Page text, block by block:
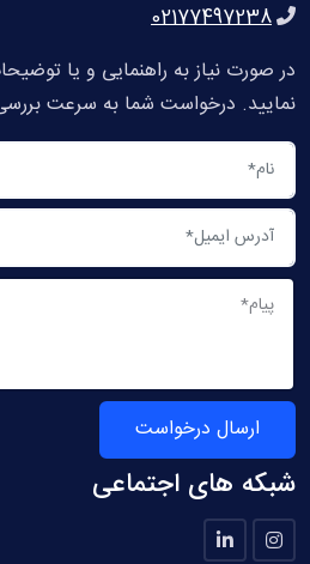
02177497238
در صورت نیاز به راهنمایی و یا
نمایید. درخواست شما به سرعت
ارسال درخواست
شبکه های اجتماعی